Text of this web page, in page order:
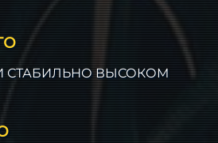
СТАБИЛЬНО ВЫСОКОМ